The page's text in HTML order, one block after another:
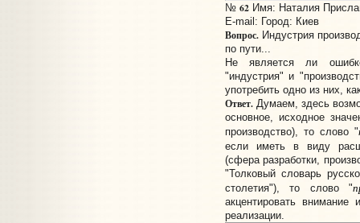
№ 62Имя: Наталия
E-mail: Город: Киев
Вопрос.Индустрия
по пути...
Не является ли
"индустрия" и
употребить одно из них,
Ответ.Думаем, здесь
основное, исходное
производство), то слово "
если иметь в виду
(сфера разработки,
"Толковый словарь
столетия"), то слово "
акцентировать
реализации.